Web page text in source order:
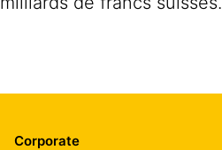
Corporate